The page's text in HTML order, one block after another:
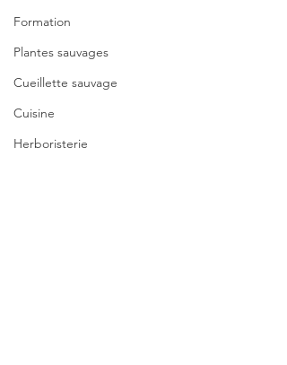
Formation
Plantes sauvages
Cueillette sauvage
Cuisine
Herboristerie